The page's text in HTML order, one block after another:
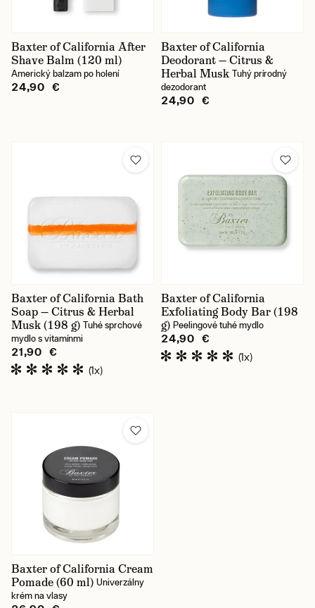
Baxter of California After
Shave Balm (120 ml)
Americký balzam po holení
24,90 €
Baxter of California
Deodorant — Citrus &
Herbal Musk Tuhý prírodný
dezodorant
24,90 €
Baxter of California Bath
Soap — Citrus & Herbal
Musk (198 g) Tuhé sprchové
mydlo s vitamínmi
21,90 €
(1x)
Baxter of California
Exfoliating Body Bar (198
g) Peelingové tuhé mydlo
24,90 €
(1x)
Baxter of California Cream
Pomade (60 ml) Univerzálny
krém na vlasy